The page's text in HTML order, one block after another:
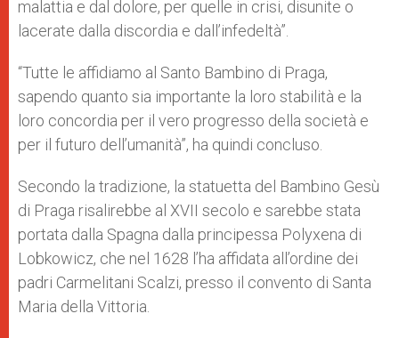
malattia e dal dolore, per quelle in crisi, disunite o
lacerate dalla discordia e dall’infedeltà”.
“Tutte le affidiamo al Santo Bambino di Praga,
sapendo quanto sia importante la loro stabilità e la
loro concordia per il vero progresso della società e
per il futuro dell’umanità”, ha quindi concluso.
Secondo la tradizione, la statuetta del Bambino Gesù
di Praga risalirebbe al XVII secolo e sarebbe stata
portata dalla Spagna dalla principessa Polyxena di
Lobkowicz, che nel 1628 l’ha affidata all’ordine dei
padri Carmelitani Scalzi, presso il convento di Santa
Maria della Vittoria.